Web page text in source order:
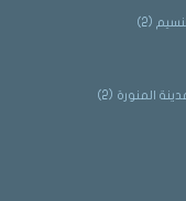
(2)
المنورة (2)